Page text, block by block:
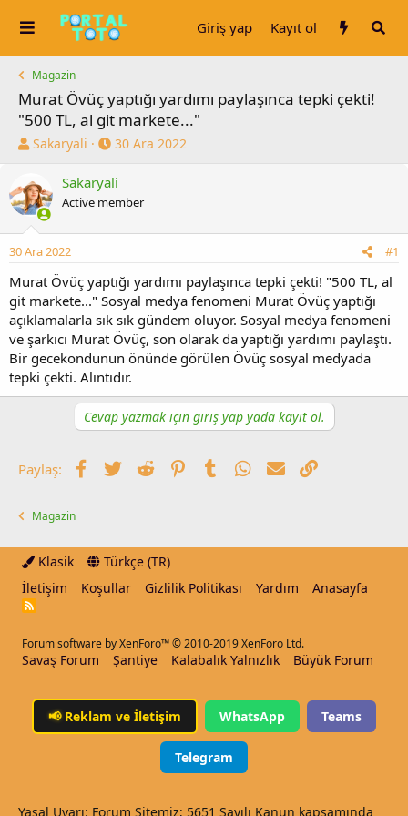
Giriş yap Kayıt ol
Magazin
Murat Övüç yaptığı yardımı paylaşınca tepki çekti!
"500 TL, al git markete..."
K
u
y
u
b
ş
l
a
a
n
Sakaryali
B
ş
a
ç
t
a
r
i
h
i
30 Ara 2022
Sakaryali
Active member
30 Ara 2022 #1
Murat Övüç yaptığı yardımı paylaşınca tepki çekti! "500 TL, al
git markete..." Sosyal medya fenomeni Murat Övüç yaptığı
açıklamalarla sık sık gündem oluyor. Sosyal medya fenomeni
ve şarkıcı Murat Övüç, son olarak da yaptığı yardımı paylaştı.
Bir gecekondunun önünde görülen Övüç sosyal medyada
tepki çekti. Alıntıdır.
Cevap yazmak için giriş yap yada kayıt ol.
Paylaş: Facebook
TwitterReddit PinterestTumblrWhatsApp
E-postaLink
Magazin
Klasik
Türkçe (TR)
İletişim
Koşullar Gizlilik Politikası Yardım Anasayfa
R
Forum software by XenForo™© 2010-2019 XenForo Ltd.
Savaş Forum Şantiye Kalabalık Yalnızlık Büyük Forum
📢Reklam ve İletişim WhatsApp Teams
Telegram
Yasal Uyarı: Forum Sitemiz; 5651 Sayılı Kanun kapsamında